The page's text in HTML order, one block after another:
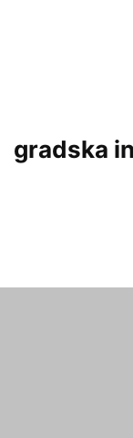
gradska